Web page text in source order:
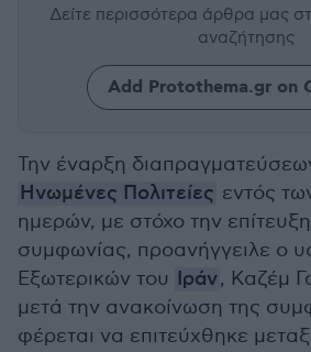
Δείτε περισσότερα άρθρα μας
αναζήτησης
Add Protothema.gr on
Την έναρξη
Ηνωμένες Πολιτείες εντός
ημερών, με στόχο την επίτευξη
συμφωνίας, προανήγγειλε ο
Εξωτερικών του Ιράν, Καζέμ
μετά την ανακοίνωση της
φέρεται να επιτεύχθηκε